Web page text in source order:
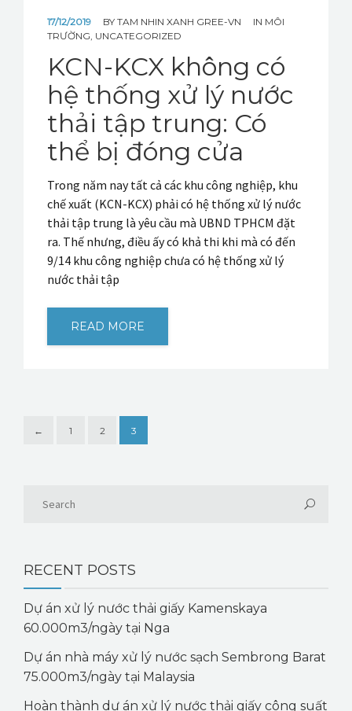
17/12/2019 BY TAM NHIN XANH GREE-VN IN MÔI
TRƯỜNG, UNCATEGORIZED
KCN-KCX không có
hệ thống xử lý nước
thải tập trung: Có
thể bị đóng cửa
Trong năm nay tất cả các khu công nghiệp, khu
chế xuất (KCN-KCX) phải có hệ thống xử lý nước
thải tập trung là yêu cầu mà UBND TPHCM đặt
ra. Thế nhưng, điều ấy có khả thi khi mà có đến
9/14 khu công nghiệp chưa có hệ thống xử lý
nước thải tập
READ MORE
← 1 2 3
RECENT POSTS
Dự án xử lý nước thải giấy Kamenskaya
60.000m3/ngày tại Nga
Dự án nhà máy xử lý nước sạch Sembrong Barat
75.000m3/ngày tại Malaysia
Hoàn thành dự án xử lý nước thải giấy công suất